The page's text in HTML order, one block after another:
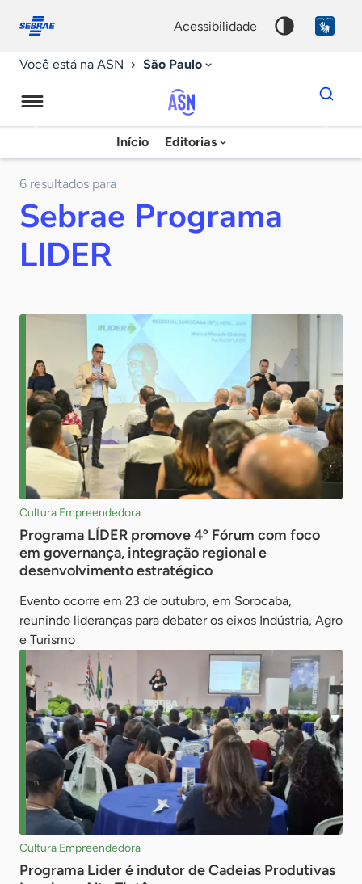
conosco
acessibilidade
Você está na ASN São Paulo
Agência
Sebrae
Notícias
Início Editorias
Dados
para
chave
6 resultados para
Sebrae Programa
LIDER
Cultura Empreendedora
Programa LÍDER promove 4º Fórum com foco
em governança, integração regional e
desenvolvimento estratégico
Evento ocorre em 23 de outubro, em Sorocaba,
reunindo lideranças para debater os eixos Indústria, Agro
e Turismo
Cultura Empreendedora
Programa Lider é indutor de Cadeias Produtivas